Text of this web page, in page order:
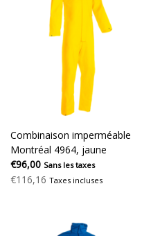
Combinaison imperméable
Montréal 4964, jaune
€96,00 Sans les taxes
€116,16 Taxes incluses